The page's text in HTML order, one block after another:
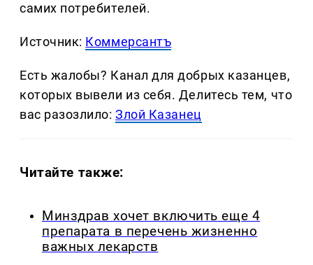
самих потребителей.
Источник: Коммерсантъ
Есть жалобы? Канал для добрых казанцев,
которых вывели из себя. Делитеcь тем, что
вас разозлило:Злой Казанец
Читайте также:
Минздрав хочет включить еще 4
препарата в перечень жизненно
важных лекарств